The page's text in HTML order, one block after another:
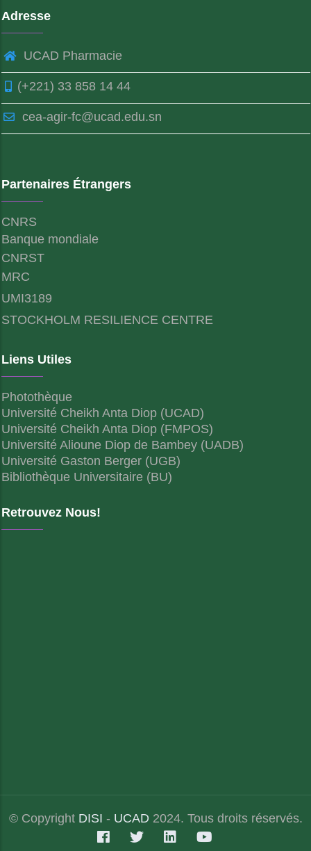
Adresse
UCAD Pharmacie
(+221) 33 858 14 44
cea-agir-fc@ucad.edu.sn
Partenaires Étrangers
CNRS
Banque mondiale
CNRST
MRC
UMI3189
STOCKHOLM RESILIENCE CENTRE
Liens Utiles
Photothèque
Université Cheikh Anta Diop (UCAD)
Université Cheikh Anta Diop (FMPOS)
Université Alioune Diop de Bambey (UADB)
Université Gaston Berger (UGB)
Bibliothèque Universitaire (BU)
Retrouvez Nous!
© Copyright DISI - UCAD 2024. Tous droits réservés.